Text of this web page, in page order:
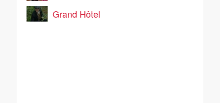
Grand Hôtel